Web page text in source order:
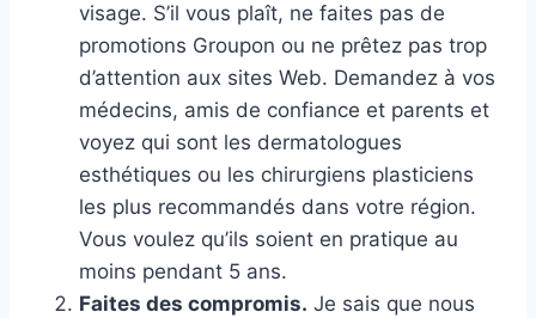
visage. S’il vous plaît, ne faites pas de
promotions Groupon ou ne prêtez pas trop
d’attention aux sites Web. Demandez à vos
médecins, amis de confiance et parents et
voyez qui sont les dermatologues
esthétiques ou les chirurgiens plasticiens
les plus recommandés dans votre région.
Vous voulez qu’ils soient en pratique au
moins pendant 5 ans.
Faites des compromis. Je sais que nous